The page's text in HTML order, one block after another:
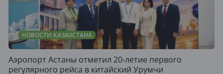
НОВОСТИ КАЗАХСТАНА
Аэропорт Астаны отметил 20-летие первого
регулярного рейса в китайский Урумчи